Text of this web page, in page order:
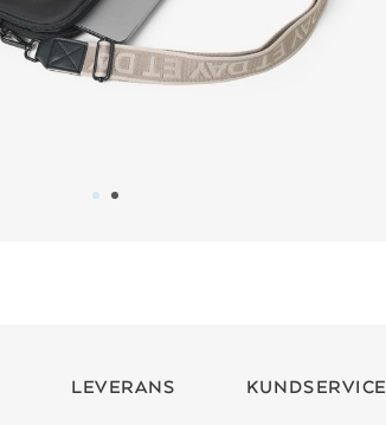
LEVERANS KUNDSERVICE